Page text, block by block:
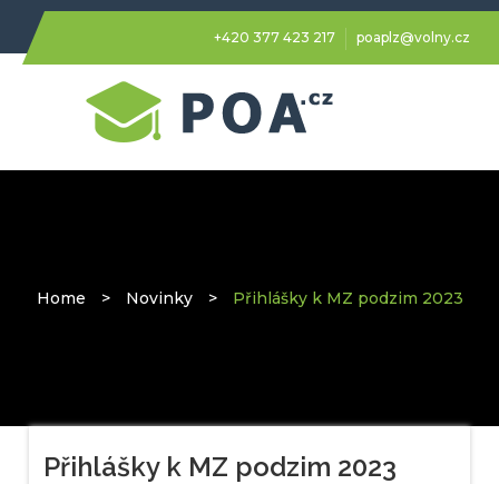
+420 377 423 217 poaplz@volny.cz
Home > Novinky > Přihlášky k MZ podzim 2023
Přihlášky k MZ podzim 2023